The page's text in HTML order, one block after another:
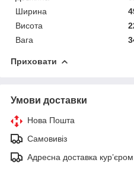
Ширина
Висота
Вага
Приховати
Умови доставки
Нова Пошта
Самовивіз
Адресна доставка курʼєром